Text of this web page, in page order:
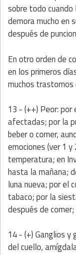
sobre todo cuando
demora mucho en
después de
En otro orden de
en los primeros
muchos
13 - (++) Peor:
afectadas; por la
beber o comer,
emociones (ver 1
temperatura; en
hasta la mañana;
luna nueva; por el
tabaco; por la
después de
14 - (+) Ganglios y
del cuello,